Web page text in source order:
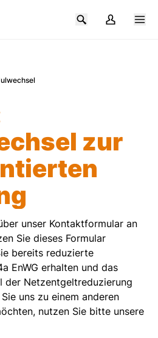
zur
unser Kontaktformular an
Sie dieses Formular
bereits reduzierte
EnWG erhalten und das
der Netzentgeltreduzierung
uns zu einem anderen
nutzen Sie bitte unsere